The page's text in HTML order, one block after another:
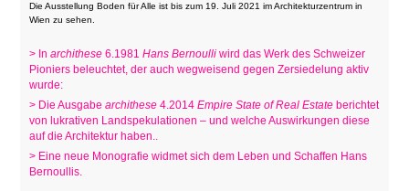
Die Ausstellung Boden für Alle ist bis zum 19. Juli 2021 im Architekturzentrum in
Wien zu sehen.
> Inarchithese 6.1981 Hans Bernoulli wird das Werk des Schweizer
Pioniers beleuchtet, der auch wegweisend gegen Zersiedelung aktiv
wurde:
> Die Ausgabe archithese 4.2014Empire State of Real Estate berichtet
von lukrativen Landspekulationen – und welche Auswirkungen diese
auf die Architektur haben..
> Eine neue Monografie widmet sich dem Leben und Schaffen Hans
Bernoullis.